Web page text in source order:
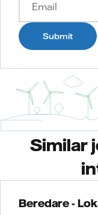
Submit
Similar
Beredare -